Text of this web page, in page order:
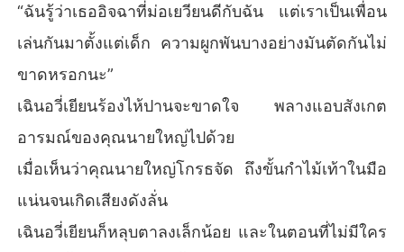
“ฉันรู้ว่าเธออิจฉาที่ม่อเยวียนดีกับฉัน แต่เราเป็นเพื่อน
เล่นกันมาตั้งแต่เด็ก ความผูกพันบางอย่างมันตัดกันไม่
ขาดหรอกนะ”
เฉินอวี่เยียนร้องไห้ปานจะขาดใจ พลางแอบสังเกต
อารมณ์ของคุณนายใหญ่ไปด้วย
เมื่อเห็นว่าคุณนายใหญ่โกรธจัด ถึงขั้นกำไม้เท้าในมือ
แน่นจนเกิดเสียงดังลั่น
เฉินอวี่เยียนก็หลุบตาลงเล็กน้อย และในตอนที่ไม่มีใคร